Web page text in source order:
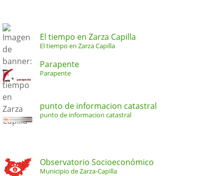
El tiempo en Zarza Capilla
El tiempo en Zarza Capilla
Parapente
Parapente
punto de informacion catastral
punto de informacion catastral
Observatorio Socioeconómico
Municipio de Zarza-Capilla